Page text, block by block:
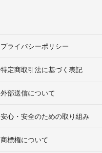
プライバシーポリシー
特定商取引法に基づく表記
外部送信について
安心・安全のための取り組み
商標権について